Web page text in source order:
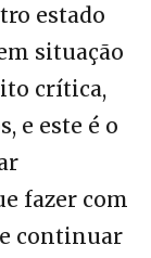
estado
situação
crítica,
e este é o
fazer com
continuar